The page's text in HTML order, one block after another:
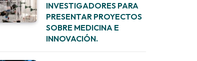
INVESTIGADORES PARA
PRESENTAR PROYECTOS
SOBRE MEDICINA E
INNOVACIÓN.